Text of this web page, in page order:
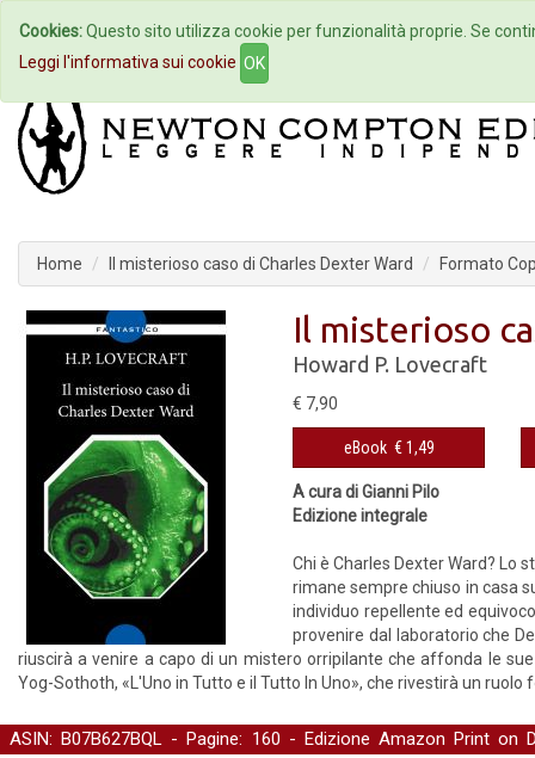
Home Autori Eventi
Home Il misterioso caso di Charles Dexter Ward Formato
Il misterioso
Howard P. Lovecraft
€ 7,90
eBook € 1,49
A cura di Gianni Pilo
Edizione integrale
Chi è Charles Dexter Ward? Lo
rimane sempre chiuso in casa
individuo repellente ed
provenire dal laboratorio che
riuscirà a venire a capo di un mistero orripilante che affonda le
Yog-Sothoth, «L'Uno in Tutto e il Tutto In Uno», che rivestirà un ruolo
ASIN: B07B627BQL - Pagine: 160 - Edizione Amazon Print on
Cookies:Questo sito utilizza cookie per funzionalità proprie. Se
Leggi l'informativa sui cookie OK